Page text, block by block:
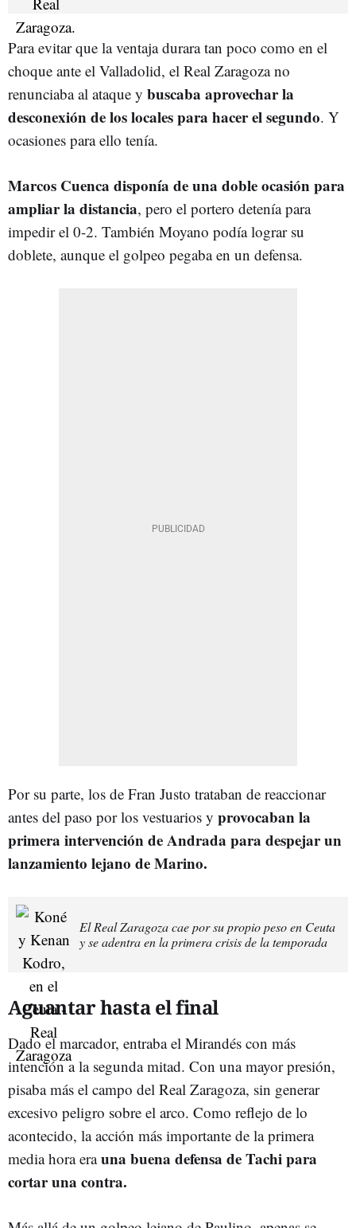
Para evitar que la ventaja durara tan poco como en el
choque ante el Valladolid, el Real Zaragoza no
renunciaba al ataque y buscaba aprovechar la
desconexión de los locales para hacer el segundo. Y
ocasiones para ello tenía.
Marcos Cuenca disponía de una doble ocasión para
ampliar la distancia, pero el portero detenía para
impedir el 0-2. También Moyano podía lograr su
doblete, aunque el golpeo pegaba en un defensa.
Por su parte, los de Fran Justo trataban de reaccionar
antes del paso por los vestuarios y provocaban la
primera intervención de Andrada para despejar un
lanzamiento lejano de Marino.
El Real Zaragoza cae por su propio peso en Ceuta
y se adentra en la primera crisis de la temporada
Aguantar hasta el final
Dado el marcador, entraba el Mirandés con más
intención a la segunda mitad. Con una mayor presión,
pisaba más el campo del Real Zaragoza, sin generar
excesivo peligro sobre el arco. Como reflejo de lo
acontecido, la acción más importante de la primera
media hora erauna buena defensa de Tachi para
cortar una contra.